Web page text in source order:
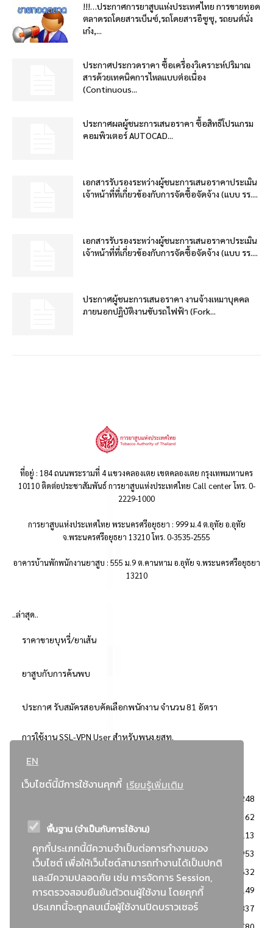
EN
เว็บไซต์นี้มีการใช้งานคุกกี้ เรียนรู้เพิ่มเติม
พื้นฐาน (จำเป็นกับการใช้งาน)
คุกกี้ประเภทนี้มีความจำเป็นต่อการทำงานของ
เว็บไซต์ เพื่อให้เว็บไซต์สามารถทำงานได้เป็นปกติ
และมีความปลอดภัย เช่น การจัดการ Session,
การตรวจสอบยืนยันตัวตนผู้ใช้งาน โดยคุกกี้
ประเภทนี้จะถูกลบเมื่อผู้ใช้งานปิดบราวเซอร์
!!!…ประกาศการยาสูบแห่งประเทศไทย การขายทอด
ตลาดรถโดยสารเบ็นซ์,รถโดยสารอีซูซุ, รถยนต์นั่ง
เก๋ง,...
ประกาศประกวดราคา ซื้อเครื่องวิเคราะห์ปริมาณ
สารด้วยเทคนิคการไหลแบบต่อเนื่อง
(Continuous...
ประกาศผลผู้ชนะการเสนอราคา ซื้อสิทธิโปรแกรม
คอมพิวเตอร์ AUTOCAD...
เอกสารรับรองระหว่างผู้ชนะการเสนอราคาประเมิน
เจ้าหน้าที่ที่เกี่ยวข้องกับการจัดซื้อจัดจ้าง (แบบ รร....
เอกสารรับรองระหว่างผู้ชนะการเสนอราคาประเมิน
เจ้าหน้าที่ที่เกี่ยวข้องกับการจัดซื้อจัดจ้าง (แบบ รร....
ประกาศผู้ชนะการเสนอราคา งานจ้างเหมาบุคคล
ภายนอกปฏิบัติงานขับรถไฟฟ้า (Fork...
ที่อยู่ : 184 ถนนพระรามที่ 4 แขวงคลองเตย เขตคลองเตย กรุงเทพมหานคร
10110 ติดต่อประชาสัมพันธ์ การยาสูบแห่งประเทศไทย Call center โทร. 0-
2229-1000
การยาสูบแห่งประเทศไทย พระนครศรีอยุธยา : 999 ม.4 ต.อุทัย อ.อุทัย
จ.พระนครศรีอยุธยา 13210 โทร. 0-3535-2555
อาคารบ้านพักพนักงานยาสูบ : 555 ม.9 ต.คานหาม อ.อุทัย จ.พระนครศรีอยุธยา
13210
..ล่าสุด..
ราคาขายบุหรี่/ยาเส้น
ยาสูบกับการค้นพบ
ประกาศ รับสมัครสอบคัดเลือกพนักงาน จำนวน 81 อัตรา
การใช้งาน SSL-VPN User สำหรับพนง.ยสท.
..ยอดนิยม..
3248
2362
: วิธีเฉพาะเจาะจง
2113
ข่าวสาร/ประกาศ
1953
: เอกสารส่งเสริมความโปร่งใสในการจัดซื้อจัดจ้าง
1632
ข่าวสารจัดซื้อจัดจ้าง
1149
: แผนการจัดซื้อจัดจ้าง
837